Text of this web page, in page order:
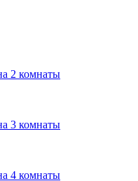
2 комнаты
3 комнаты
4 комнаты